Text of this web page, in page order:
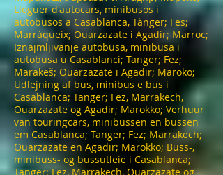
Lloguer d'autocars, minibusos i
autobusos a Casablanca, Tànger; Fes;
Marràqueix; Ouarzazate i Agadir; Marroc;
Iznajmljivanje autobusa, minibusa i
autobusa u Casablanci; Tanger; Fez;
Marakeš; Ouarzazate i Agadir; Maroko;
Udlejning af bus, minibus e bus i
Casablanca; Tanger; Fez, Marrakech,
Ouarzazate og Agadir; Marokko; Verhuur
van touringcars, minibussen en bussen
em Casablanca; Tanger; Fez; Marrakech;
Ouarzazate en Agadir; Marokko; Buss-,
minibuss- og bussutleie i Casablanca;
Tanger; Fez, Marrakech, Ouarzazate og